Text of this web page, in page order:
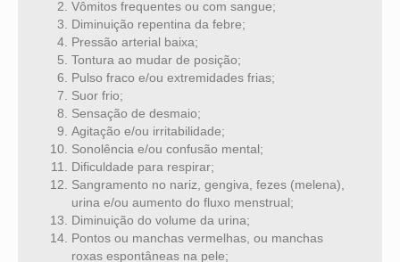
Vômitos frequentes ou com sangue;
Diminuição repentina da febre;
Pressão arterial baixa;
Tontura ao mudar de posição;
Pulso fraco e/ou extremidades frias;
Suor frio;
Sensação de desmaio;
Agitação e/ou irritabilidade;
Sonolência e/ou confusão mental;
Dificuldade para respirar;
Sangramento no nariz, gengiva, fezes (melena),
urina e/ou aumento do fluxo menstrual;
Diminuição do volume da urina;
Pontos ou manchas vermelhas, ou manchas
roxas espontâneas na pele;